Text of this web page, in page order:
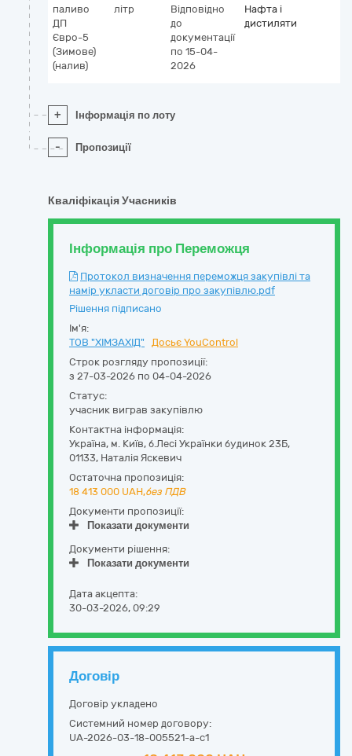
паливо
ДП
Євро-5
(Зимове)
(налив)
літр
Відповідно
до
документації
по 15-04-
2026
Нафта і
дистиляти
+ Інформація по лоту
- Пропозиції
Кваліфікація Учасників
Інформація про Переможця
Протокол визначення переможця закупівлі та
намір укласти договір про закупівлю.pdf
Рішення підписано
Ім'я:
ТОВ "ХІМЗАХІД"
Досьє YouControl
Строк розгляду пропозиції:
з 27-03-2026 по 04-04-2026
Статус:
учасник виграв закупівлю
Контактна інформація:
Україна, м. Київ, б.Лесі Українки будинок 23Б,
01133, Наталія Яскевич
Остаточна пропозиція:
18 413 000 UAH,без ПДВ
Документи пропозиції:
Показати документи
Документи рішення:
Показати документи
Дата акцепта:
30-03-2026, 09:29
Договір
Договір укладено
Системний номер договору:
UA-2026-03-18-005521-a-c1